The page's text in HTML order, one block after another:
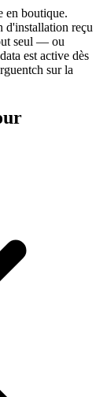
en boutique.
d'installation reçu
seul — ou
est active dès
sur la